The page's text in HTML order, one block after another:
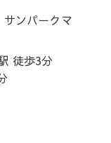
ンパークマ
徒歩3分